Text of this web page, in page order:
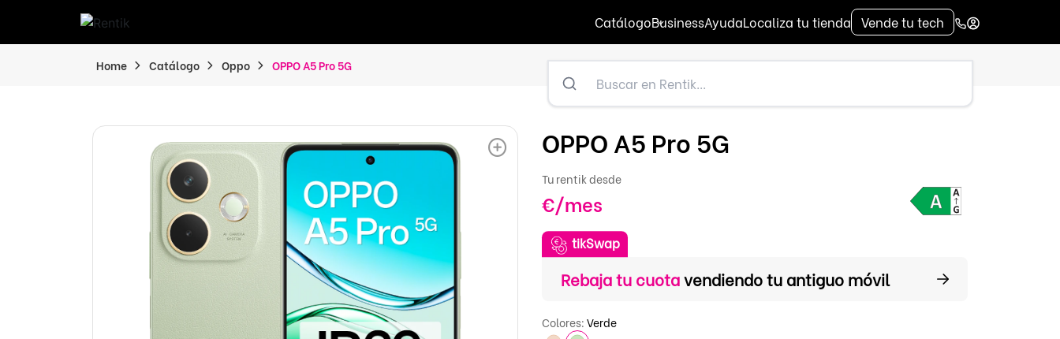
CatálogoBusinessAyudaLocaliza tu tienda Vende tu tech
Home Catálogo Oppo OPPO A5 Pro 5G
OPPO A5 Pro 5G
Tu rentik desde
€/mes
tikSwap
Rebaja tu cuotavendiendo tu antiguo móvil
Colores:Verde